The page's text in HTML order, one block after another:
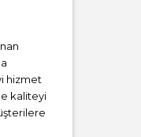
hizmet
kaliteyi